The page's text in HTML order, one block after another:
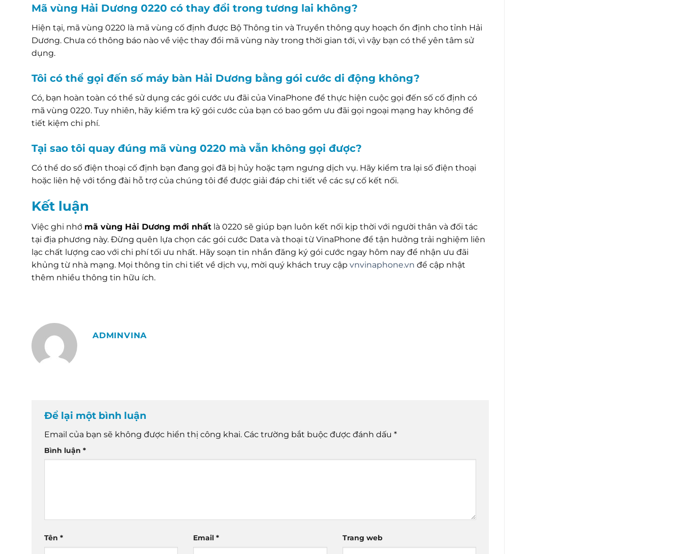
Mã vùng Hải Dương 0220 có thay đổi trong tương lai không?
Hiện tại, mã vùng 0220 là mã vùng cố định được Bộ Thông tin và Truyền thông quy hoạch ổn định cho tỉnh Hải
Dương. Chưa có thông báo nào về việc thay đổi mã vùng này trong thời gian tới, vì vậy bạn có thể yên tâm sử
dụng.
Tôi có thể gọi đến số máy bàn Hải Dương bằng gói cước di động không?
Có, bạn hoàn toàn có thể sử dụng các gói cước ưu đãi của VinaPhone để thực hiện cuộc gọi đến số cố định có
mã vùng 0220. Tuy nhiên, hãy kiểm tra kỹ gói cước của bạn có bao gồm ưu đãi gọi ngoại mạng hay không để
tiết kiệm chi phí.
Tại sao tôi quay đúng mã vùng 0220 mà vẫn không gọi được?
Có thể do số điện thoại cố định bạn đang gọi đã bị hủy hoặc tạm ngưng dịch vụ. Hãy kiểm tra lại số điện thoại
hoặc liên hệ với tổng đài hỗ trợ của chúng tôi để được giải đáp chi tiết về các sự cố kết nối.
Kết luận
Việc ghi nhớ mã vùng Hải Dương mới nhất là 0220 sẽ giúp bạn luôn kết nối kịp thời với người thân và đối tác
tại địa phương này. Đừng quên lựa chọn các gói cước Data và thoại từ VinaPhone để tận hưởng trải nghiệm liên
lạc chất lượng cao với chi phí tối ưu nhất. Hãy soạn tin nhắn đăng ký gói cước ngay hôm nay để nhận ưu đãi
khủng từ nhà mạng. Mọi thông tin chi tiết về dịch vụ, mời quý khách truy cập vnvinaphone.vn để cập nhật
thêm nhiều thông tin hữu ích.
ADMINVINA
Để lại một bình luận
Email của bạn sẽ không được hiển thị công khai. Các trường bắt buộc được đánh dấu *
Bình luận *
Tên * Email* Trang web